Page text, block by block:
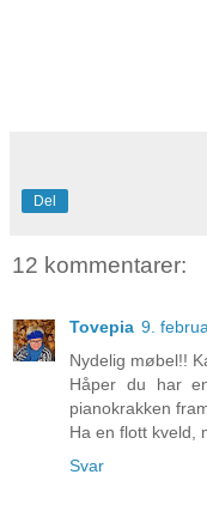
Del
12 kommentarer:
Tovepia 9.
Nydelig møbel!!
Håper du har
pianokrakken
Ha en flott kveld,
Svar